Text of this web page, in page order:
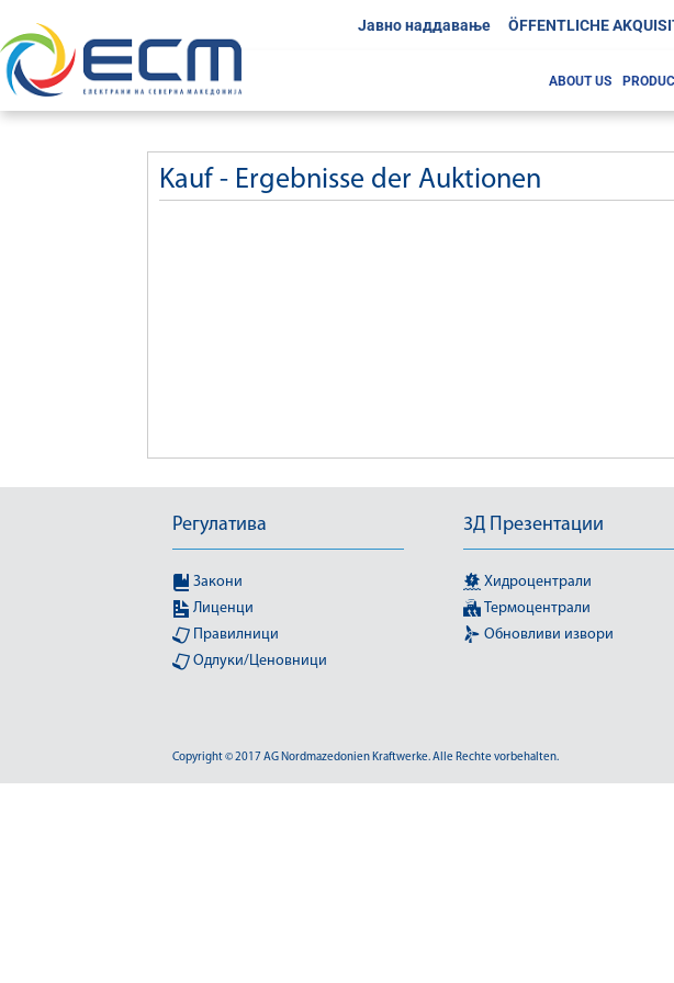
Јавно наддавање ÖFFENTLICHE
ABOUT US
Kauf - Ergebnisse der Auktionen
Регулатива
Закони
Лиценци
Правилници
Одлуки/Ценовници
3Д Презентации
Хидроцентрали
Термоцентрали
Обновливи извори
Copyright © 2017 AG Nordmazedonien Kraftwerke. Alle Rechte vorbehalten.